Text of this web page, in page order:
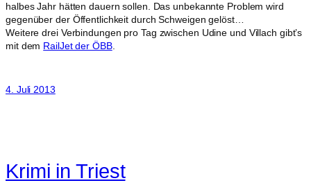
halbes Jahr hätten dauern sollen. Das unbekannte Problem wird
gegenüber der Öffentlichkeit durch Schweigen gelöst…
Weitere drei Verbindungen pro Tag zwischen Udine und Villach gibt’s
mit dem RailJet der ÖBB.
4. Juli 2013
Krimi in Triest